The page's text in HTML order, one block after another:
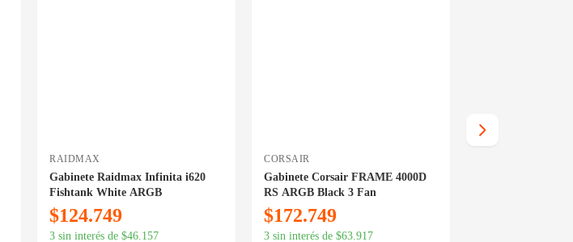
RAIDMAX
Gabinete Raidmax Infinita i620
Fishtank White ARGB
$124.749
3 sin interés de $46.157
CORSAIR
Gabinete Corsair FRAME 4000D
RS ARGB Black 3 Fan
$172.749
3 sin interés de $63.917